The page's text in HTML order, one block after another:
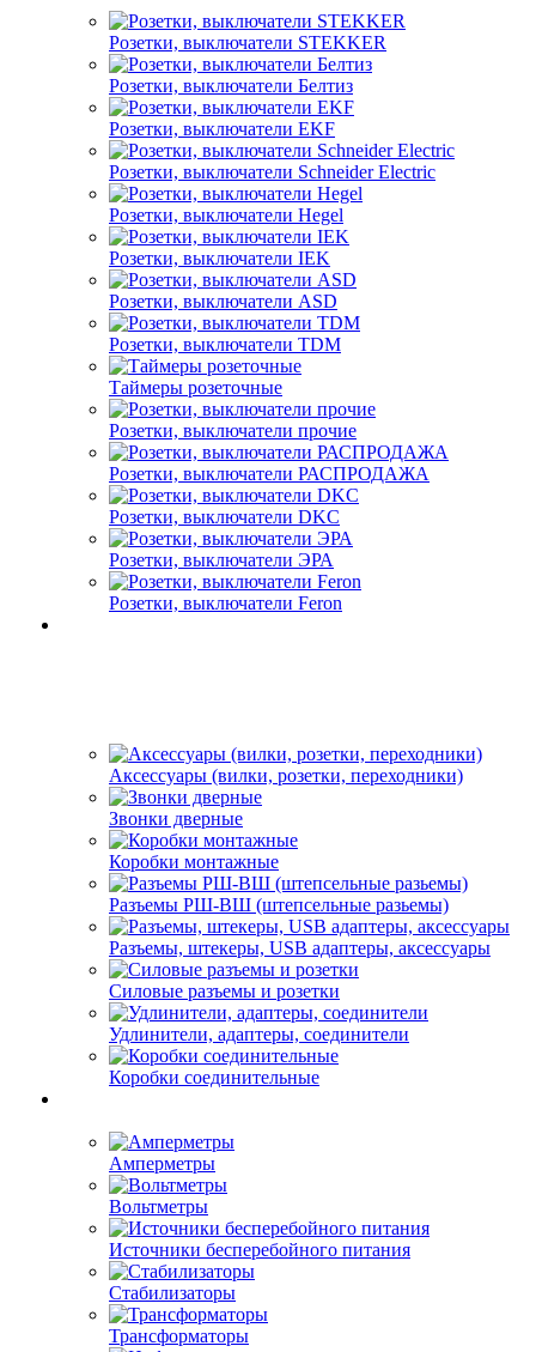
Розетки, выключатели STEKKER
Розетки, выключатели Белтиз
Розетки, выключатели EKF
Розетки, выключатели Schneider Electric
Розетки, выключатели Hegel
Розетки, выключатели IEK
Розетки, выключатели ASD
Розетки, выключатели TDM
Таймеры розеточные
Розетки, выключатели прочие
Розетки, выключатели РАСПРОДАЖА
Розетки, выключатели DKC
Розетки, выключатели ЭРА
Розетки, выключатели Feron
Аксессуары (вилки, розетки, переходники)
Звонки дверные
Коробки монтажные
Разъемы РШ-ВШ (штепсельные разьемы)
Разъемы, штекеры, USB адаптеры, аксессуары
Силовые разъемы и розетки
Удлинители, адаптеры, соединители
Коробки соединительные
Амперметры
Вольтметры
Источники бесперебойного питания
Стабилизаторы
Трансформаторы